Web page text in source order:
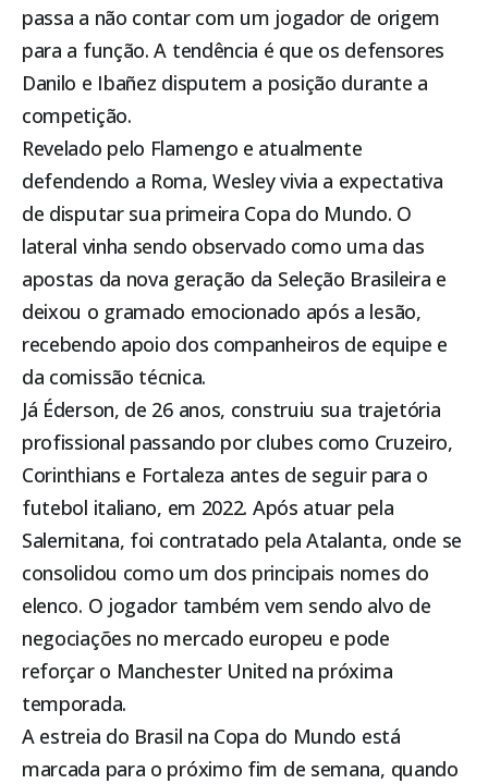
passa a não contar com um jogador de origem
para a função. A tendência é que os defensores
Danilo e Ibañez disputem a posição durante a
competição.
Revelado pelo Flamengo e atualmente
defendendo a Roma, Wesley vivia a expectativa
de disputar sua primeira Copa do Mundo. O
lateral vinha sendo observado como uma das
apostas da nova geração da Seleção Brasileira e
deixou o gramado emocionado após a lesão,
recebendo apoio dos companheiros de equipe e
da comissão técnica.
Já Éderson, de 26 anos, construiu sua trajetória
profissional passando por clubes como Cruzeiro,
Corinthians e Fortaleza antes de seguir para o
futebol italiano, em 2022. Após atuar pela
Salernitana, foi contratado pela Atalanta, onde se
consolidou como um dos principais nomes do
elenco. O jogador também vem sendo alvo de
negociações no mercado europeu e pode
reforçar o Manchester United na próxima
temporada.
A estreia do Brasil na Copa do Mundo está
marcada para o próximo fim de semana, quando